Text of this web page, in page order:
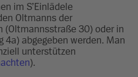
im S’Einlädele
Oltmanns der
(Oltmannsstraße 30) oder in
4a) abgegeben werden. Man
unterstützen
).